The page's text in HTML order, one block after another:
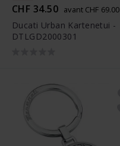
CHF 34.50 avant CHF 69.00
Ducati Urban Kartenetui -
DTLGD2000301